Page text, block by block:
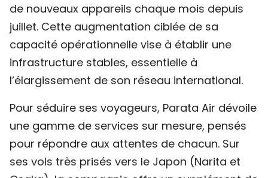
de nouveaux appareils chaque mois depuis
juillet. Cette augmentation ciblée de sa
capacité opérationnelle vise à établir une
infrastructure stables, essentielle à
l’élargissement de son réseau international.
Pour séduire ses voyageurs, Parata Air dévoile
une gamme de services sur mesure, pensés
pour répondre aux attentes de chacun. Sur
ses vols très prisés vers le Japon (Narita et